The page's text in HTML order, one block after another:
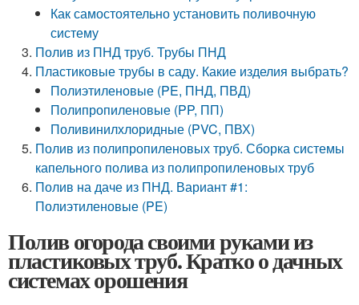
Как самостоятельно установить поливочную
систему
Полив из ПНД труб. Трубы ПНД
Пластиковые трубы в саду. Какие изделия выбрать?
Полиэтиленовые (PE, ПНД, ПВД)
Полипропиленовые (PP, ПП)
Поливинилхлоридные (PVC, ПВХ)
Полив из полипропиленовых труб. Сборка системы
капельного полива из полипропиленовых труб
Полив на даче из ПНД. Вариант #1:
Полиэтиленовые (PE)
Полив огорода своими руками из
пластиковых труб. Кратко о дачных
системах орошения